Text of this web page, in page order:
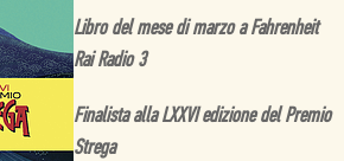
Libro del mese di marzo a Fahrenheit
Rai Radio 3
Finalista alla LXXVI edizione del Premio
Strega